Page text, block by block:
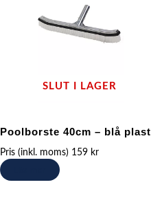
SLUT I LAGER
Poolborste 40cm – blå plast
Pris (inkl. moms) 159 kr